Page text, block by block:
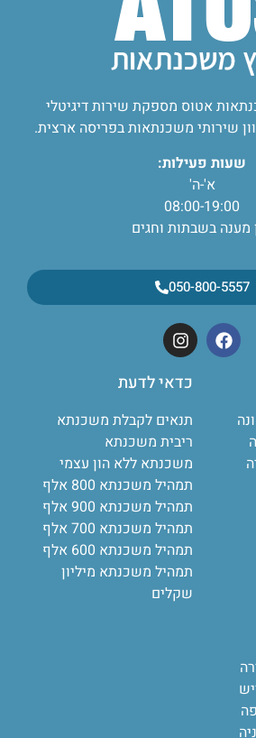
אטוס מספקת שירות דיגיטלי
שירותי משכנתאות בפריסה ארצית.
שעות פעילות:
א'-ה'
08:00-19:00
מענה בשבתות וחגים
050-800-5557
כדאי לדעת
תנאים לקבלת משכנתא
ריבית משכנתא
משכנתא ללא הון עצמי
תמהיל משכנתא 800 אלף
תמהיל משכנתא 900 אלף
תמהיל משכנתא 700 אלף
תמהיל משכנתא 600 אלף
תמהיל משכנתא מיליון
שקלים